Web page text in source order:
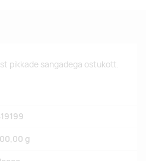
pikkade sangadega ostukott.
g